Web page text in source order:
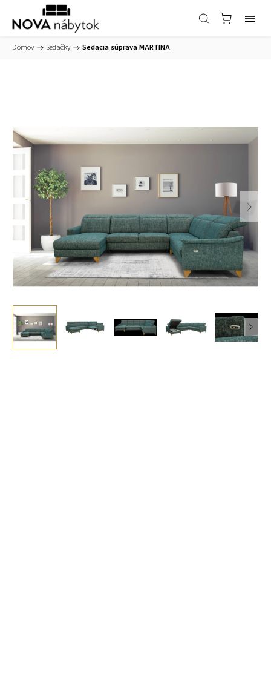
Domov / Sedačky / Sedacia súprava MARTINA